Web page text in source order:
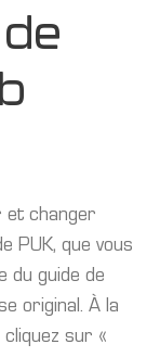
et changer
PUK, que vous
du guide de
original. À la
sur «